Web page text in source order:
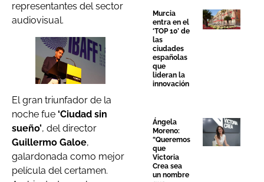
representantes del sector
audiovisual.
El gran triunfador de la
noche fue ‘Ciudad sin
sueño’, del director
Guillermo Galoe,
galardonada como mejor
película del certamen.
Murcia
entra en el
‘TOP 10’ de
las
ciudades
españolas
que
lideran la
innovación
Ángela
Moreno:
“Queremos
que
Victoria
Crea sea
un nombre